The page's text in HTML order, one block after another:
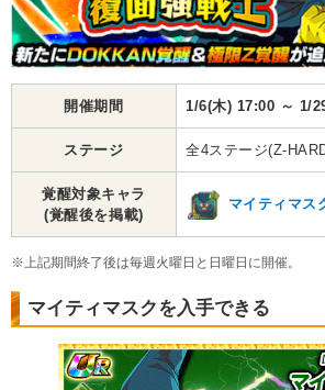
開催期間 1/6(木) 17:00 ～ 1/
ステージ 全4ステージ(Z-
覚醒対象キャラ
(覚醒後を掲載)
マイティマス
※上記期間終了後は毎週火曜日と日曜日に開催。
マイティマスクを入手できる